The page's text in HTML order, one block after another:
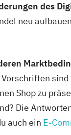
des
neu
sind
Shop zu
Die
auch ein E-